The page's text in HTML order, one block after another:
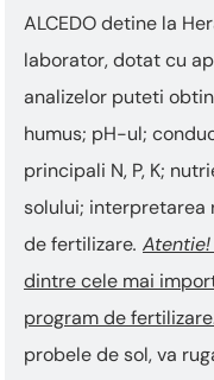
ALCEDO detine la
laborator, dotat cu
analizelor puteti
humus; pH-ul;
principali N, P, K;
solului; interpretarea
de fertilizare. Atentie!
dintre cele mai
program de
probele de sol, va